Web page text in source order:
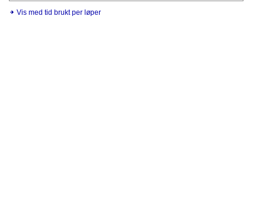
Vis med tid brukt per løper